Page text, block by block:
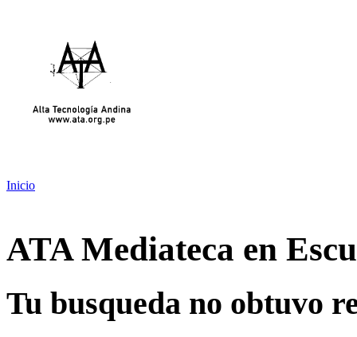
Inicio
ATA Mediateca en
Tu busqueda no obtuvo